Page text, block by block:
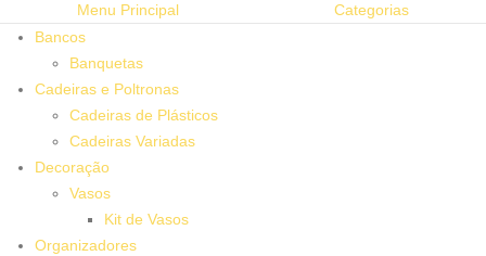
Menu Principal
Categorias
Bancos
Banquetas
Cadeiras e Poltronas
Cadeiras de Plásticos
Cadeiras Variadas
Decoração
Vasos
Kit de Vasos
Organizadores